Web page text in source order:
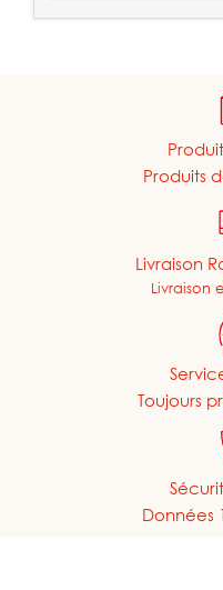
Produits
Livraison
Livraison
Toujours
Données